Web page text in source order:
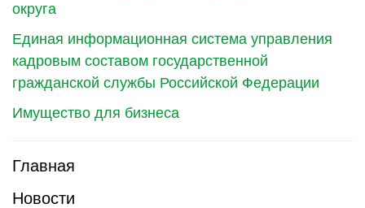
округа
Единая информационная система управления
кадровым составом государственной
гражданской службы Российской Федерации
Имущество для бизнеса
Главная
Новости